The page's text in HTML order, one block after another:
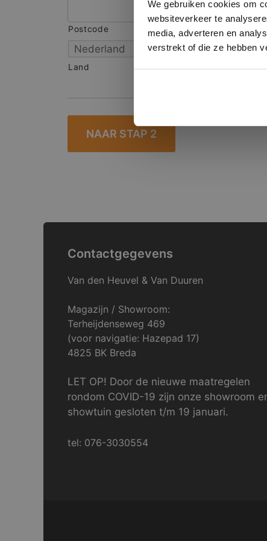
We gebruiken cookies om
websiteverkeer te
media, adverteren en
verstrekt of die ze hebben
Postcode
Land
Contactgegevens
Van den Heuvel & Van Duuren
Magazijn / Showroom:
Terheijdenseweg 469
(voor navigatie: Hazepad 17)
4825 BK Breda
LET OP! Door de nieuwe maatregelen
rondom COVID-19 zijn onze showroom
showtuin gesloten t/m 19 januari.
tel: 076-3030554